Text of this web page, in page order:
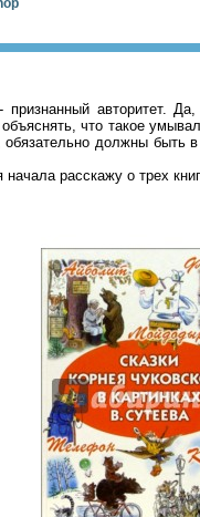
признанный авторитет.
что такое
должны быть
расскажу о трех